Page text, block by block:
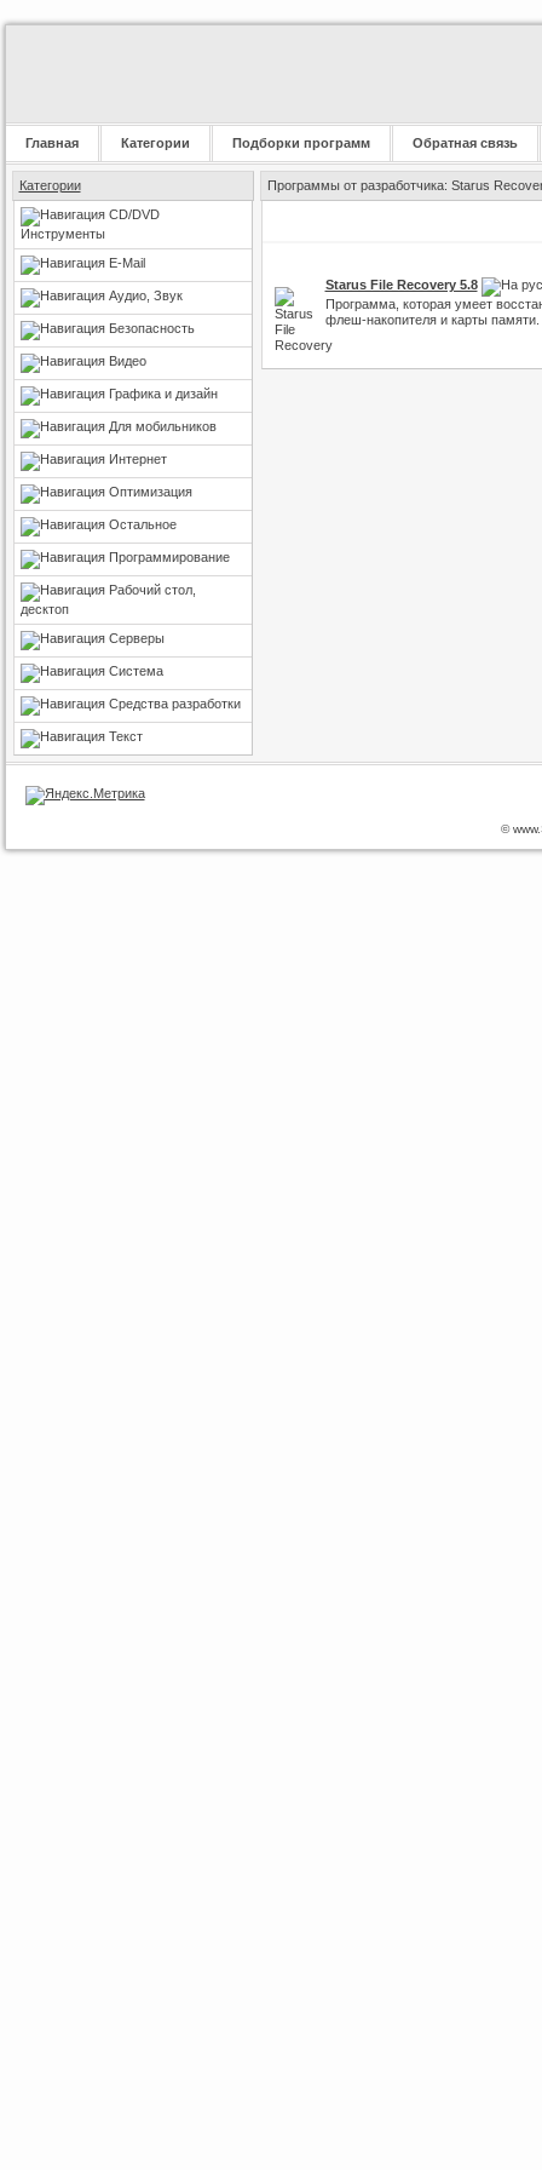
Главная Категории Подборки программ Обратная связь
Категории
CD/DVD
Инструменты
E-Mail
Аудио, Звук
Безопасность
Видео
Графика и дизайн
Для мобильников
Интернет
Оптимизация
Остальное
Программирование
Рабочий стол,
десктоп
Серверы
Система
Средства разработки
Текст
Программы от разработчика: Starus
Starus File Recovery 5.8
Программа, которая умеет
флеш-накопителя и карты памяти.
©